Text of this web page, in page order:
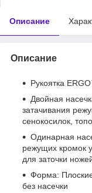
Описание
Описание
Рукоятка
Двойная
затачивания
сенокосилок,
Одинарная
режущих кромок
для заточки
Форма:
без насечки